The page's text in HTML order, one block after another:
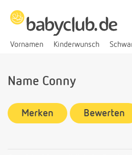
Vornamen Kinderwunsch
Name Conny
Merken Bewerten